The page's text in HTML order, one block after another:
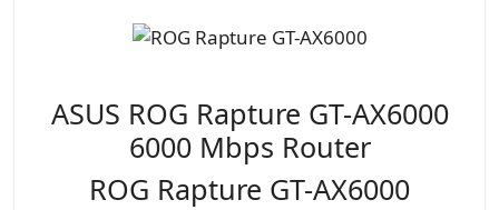
ASUS ROG Rapture GT-AX6000
6000 Mbps Router
ROG Rapture GT-AX6000